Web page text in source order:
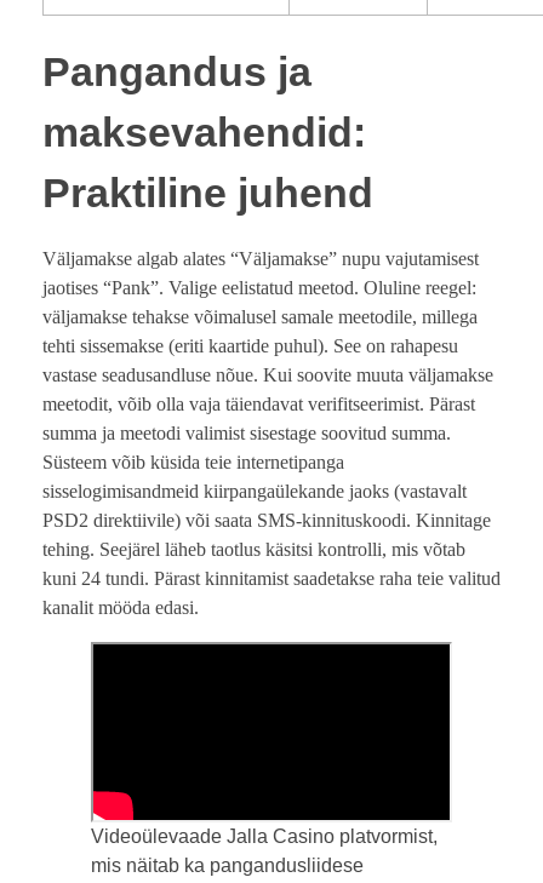
Pangandus ja
maksevahendid:
Praktiline juhend
Väljamakse algab alates “Väljamakse” nupu vajutamisest
jaotises “Pank”. Valige eelistatud meetod. Oluline reegel:
väljamakse tehakse võimalusel samale meetodile, millega
tehti sissemakse (eriti kaartide puhul). See on rahapesu
vastase seadusandluse nõue. Kui soovite muuta väljamakse
meetodit, võib olla vaja täiendavat verifitseerimist. Pärast
summa ja meetodi valimist sisestage soovitud summa.
Süsteem võib küsida teie internetipanga
sisselogimisandmeid kiirpangaülekande jaoks (vastavalt
PSD2 direktiivile) või saata SMS-kinnituskoodi. Kinnitage
tehing. Seejärel läheb taotlus käsitsi kontrolli, mis võtab
kuni 24 tundi. Pärast kinnitamist saadetakse raha teie valitud
kanalit mööda edasi.
Videoülevaade Jalla Casino platvormist,
mis näitab ka pangandusliidese